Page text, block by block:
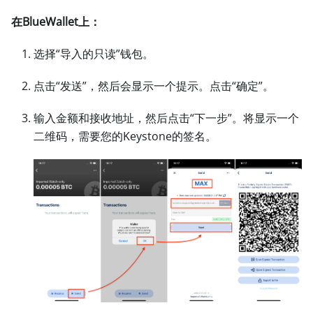
在BlueWallet上：
选择“导入的只读”钱包。
点击“发送”，然后会显示一个提示。点击“确定”。
输入金额和接收地址，然后点击“下一步”。将显示一个
二维码，需要您的Keystone的签名。